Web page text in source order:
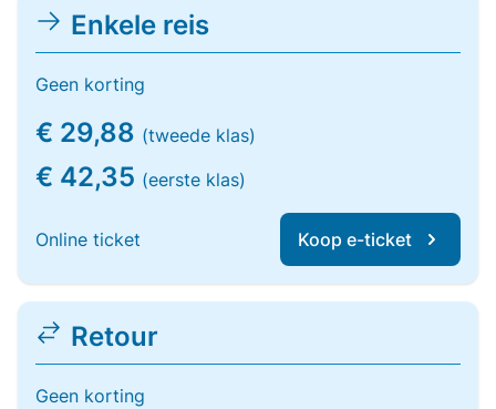
Enkele reis
Geen korting
€ 29,88 (tweede klas)
€ 42,35 (eerste klas)
Online ticket Koop e-ticket
Retour
Geen korting